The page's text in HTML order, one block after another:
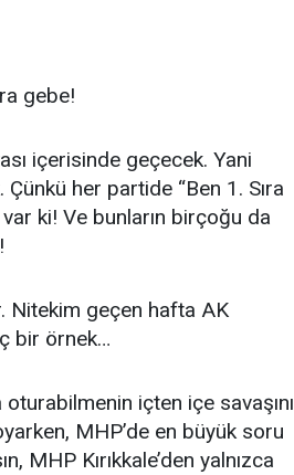
gebe!
içerisinde geçecek. Yani
her partide “Ben 1. Sıra
ki! Ve bunların birçoğu da
Nitekim geçen hafta AK
bir örnek…
içten içe savaşını
MHP’de en büyük soru
MHP Kırıkkale’den yalnızca